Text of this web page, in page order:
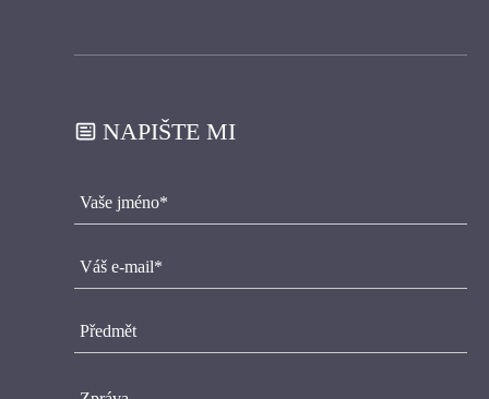
NAPIŠTE MI